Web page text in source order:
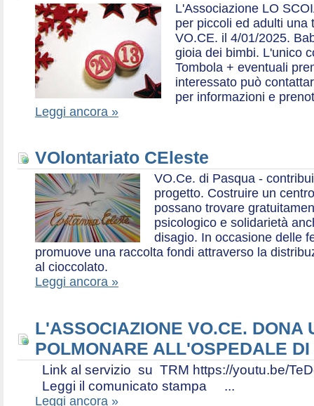
L'Associazione LO
per piccoli ed adulti una
VO.CE. il 4/01/2025.
gioia dei bimbi. L'unico
Tombola + eventuali
interessato può
per informazioni e
Leggi ancora »
VOlontariato CEleste
VO.Ce. di Pasqua -
progetto. Costruire un
possano trovare
psicologico e solidarietà
disagio. In occasione delle
promuove una raccolta fondi attraverso la
al cioccolato.
Leggi ancora »
L'ASSOCIAZIONE VO.CE. DONA
POLMONARE ALL'OSPEDALE
Link al servizio su TRM https://youtu.be/
Leggi il comunicato stampa ...
Leggi ancora »